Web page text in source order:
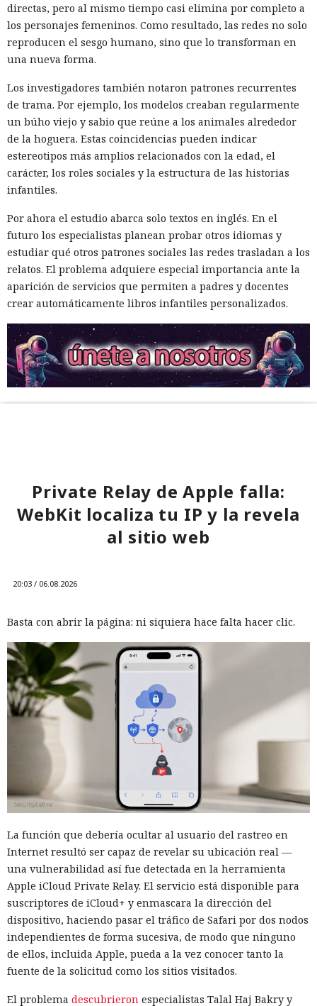
directas, pero al mismo tiempo casi elimina por completo a
los personajes femeninos. Como resultado, las redes no solo
reproducen el sesgo humano, sino que lo transforman en
una nueva forma.
Los investigadores también notaron patrones recurrentes
de trama. Por ejemplo, los modelos creaban regularmente
un búho viejo y sabio que reúne a los animales alrededor
de la hoguera. Estas coincidencias pueden indicar
estereotipos más amplios relacionados con la edad, el
carácter, los roles sociales y la estructura de las historias
infantiles.
Por ahora el estudio abarca solo textos en inglés. En el
futuro los especialistas planean probar otros idiomas y
estudiar qué otros patrones sociales las redes trasladan a los
relatos. El problema adquiere especial importancia ante la
aparición de servicios que permiten a padres y docentes
crear automáticamente libros infantiles personalizados.
Private Relay de Apple falla:
WebKit localiza tu IP y la revela
al sitio web
20:03 / 06.08.2026
Basta con abrir la página: ni siquiera hace falta hacer clic.
La función que debería ocultar al usuario del rastreo en
Internet resultó ser capaz de revelar su ubicación real —
una vulnerabilidad así fue detectada en la herramienta
Apple iCloud Private Relay. El servicio está disponible para
suscriptores de iCloud+ y enmascara la dirección del
dispositivo, haciendo pasar el tráfico de Safari por dos nodos
independientes de forma sucesiva, de modo que ninguno
de ellos, incluida Apple, pueda a la vez conocer tanto la
fuente de la solicitud como los sitios visitados.
El problema descubrieron especialistas Talal Haj Bakry y